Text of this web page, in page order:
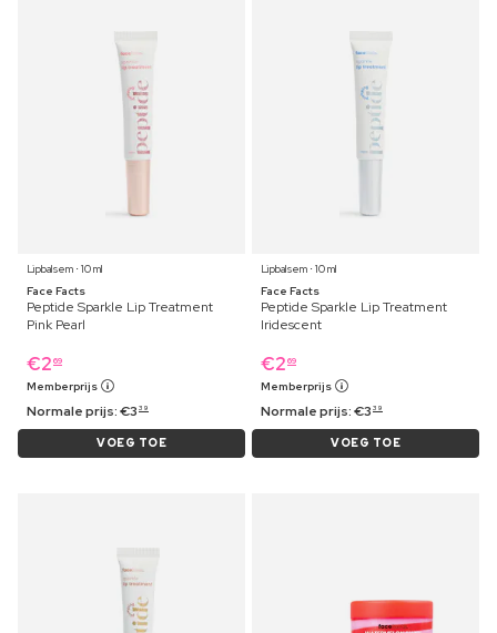
Lipbalsem ⋅ 10 ml
Face Facts
Peptide Sparkle Lip Treatment
Pink Pearl
€2 69
Memberprijs
Normale prijs:€3 39
VOEG TOE
Lipbalsem ⋅ 10 ml
Face Facts
Peptide Sparkle Lip Treatment
Iridescent
€2 69
Memberprijs
Normale prijs:€3 39
VOEG TOE